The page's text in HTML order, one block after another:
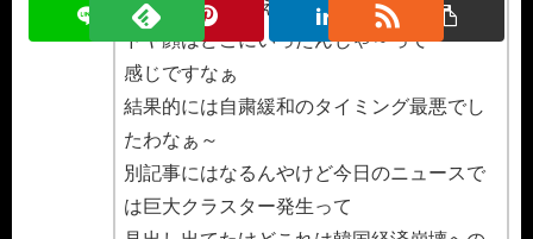
検査キットは使えんは第二波来るわであの
ドヤ顔はどこにいったんじゃ～って
感じですなぁ
結果的には自粛緩和のタイミング最悪でし
たわなぁ～
別記事にはなるんやけど今日のニュースで
は巨大クラスター発生って